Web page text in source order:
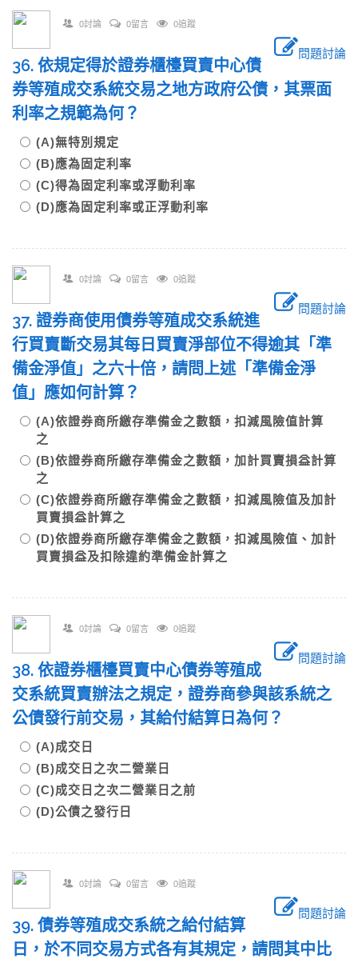
0討論 0留言 0追蹤
問題討論
36. 依規定得於證券櫃檯買賣中心債
券等殖成交系統交易之地方政府公債，其票面
利率之規範為何？
(A)無特別規定
(B)應為固定利率
(C)得為固定利率或浮動利率
(D)應為固定利率或正浮動利率
0討論 0留言 0追蹤
問題討論
37. 證券商使用債券等殖成交系統進
行買賣斷交易其每日買賣淨部位不得逾其「準
備金淨值」之六十倍，請問上述「準備金淨
值」應如何計算？
(A)依證券商所繳存準備金之數額，扣減風險值計算
之
(B)依證券商所繳存準備金之數額，加計買賣損益計算
之
(C)依證券商所繳存準備金之數額，扣減風險值及加計
買賣損益計算之
(D)依證券商所繳存準備金之數額，扣減風險值、加計
買賣損益及扣除違約準備金計算之
0討論 0留言 0追蹤
問題討論
38. 依證券櫃檯買賣中心債券等殖成
交系統買賣辦法之規定，證券商參與該系統之
公債發行前交易，其給付結算日為何？
(A)成交日
(B)成交日之次二營業日
(C)成交日之次二營業日之前
(D)公債之發行日
0討論 0留言 0追蹤
問題討論
39. 債券等殖成交系統之給付結算
日，於不同交易方式各有其規定，請問其中比